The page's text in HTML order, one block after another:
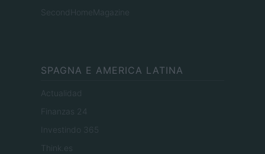
SecondHomeMagazine
SPAGNA E AMERICA LATINA
Actualidad
Finanzas 24
Investindo 365
Think.es